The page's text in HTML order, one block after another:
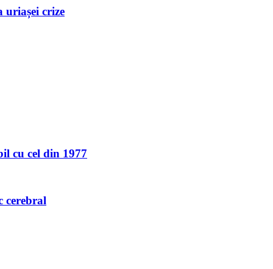
uriașei crize
cu cel din 1977
cerebral